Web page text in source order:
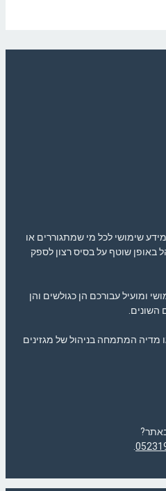
שימושי לכל מי שמתגוררים או
באופן שוטף על בסיס רצון לספק
ומועיל עבורכם הן כגולשים והן
השונים.
מדיה המתמחה בניהול של מגזינים
.